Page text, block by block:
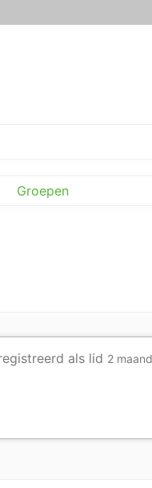
Groepen
als lid 2